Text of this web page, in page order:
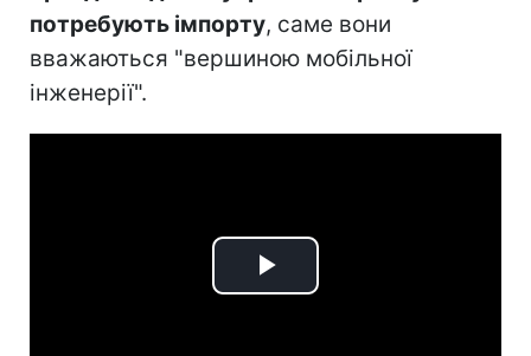
потребують імпорту, саме вони
вважаються "вершиною мобільної
інженерії".
Play